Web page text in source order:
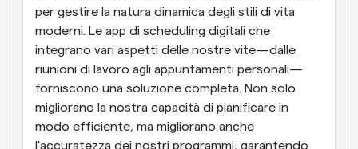
Link di Gruppo Dinamico
Webhook
per gestire la natura dinamica degli stili di vita
moderni. Le app di scheduling digitali che
integrano vari aspetti delle nostre vite—dalle
riunioni di lavoro agli appuntamenti personali—
forniscono una soluzione completa. Non solo
migliorano la nostra capacità di pianificare in
modo efficiente, ma migliorano anche
l'accuratezza dei nostri programmi, garantendo